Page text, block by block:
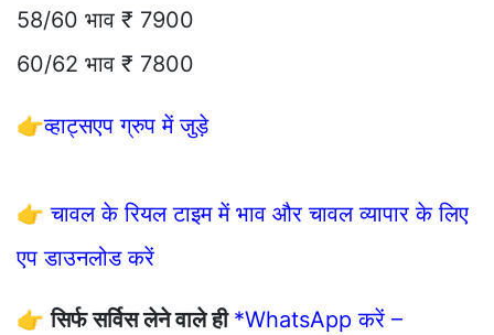
58/60 भाव ₹ 7900
60/62 भाव ₹ 7800
👉व्हाट्सएप ग्रुप में जुड़े
👉चावल के रियल टाइम में भाव और चावल व्यापार के लिए
एप डाउनलोड करें
👉सिर्फ सर्विस लेने वाले ही *WhatsApp करें –